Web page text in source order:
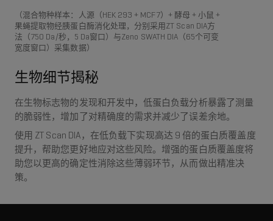
生物细节揭秘
在生物标志物的发现和开发中，低蛋白负载分析暴露了测量
的脆弱性，增加了对精确度的需求并减少了误差余地。
使用 ZT Scan DIA，在低负载下实现高达 9 倍的蛋白质覆盖度
提升，帮助您更好地应对这些风险。增强的蛋白质覆盖度将
助您以更高的确定性消除这些薄弱环节，从而做出精准决
策。
（混合物种样本：人源（HEK 293 + MCF7）+ 酵母 + 小鼠 +
果蝇提取物经胰蛋白酶消化处理，分别采用ZT Scan DIA方
法（750 Da/秒，5 Da窗口）与Zeno SWATH DIA（65个可变
宽度窗口）采集数据）